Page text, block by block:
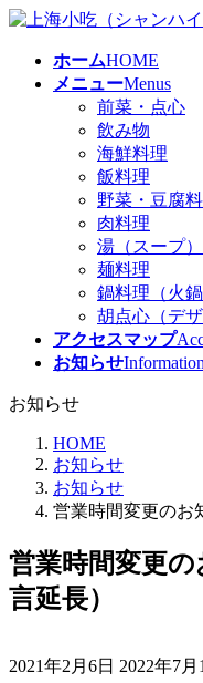
コ
ナ
ホームHOME
メニューMenus
前菜・点心
飲み物
海鮮料理
飯料理
野菜・豆腐
肉料理
湯（スープ
麺料理
鍋料理（火鍋
胡点心（デザ
アクセスマップ
お知らせInformation
お知らせ
HOME
お知らせ
お知らせ
営業時間変更のお
営業時間変更
言延長）
2021年2月6日 終
2022年7月